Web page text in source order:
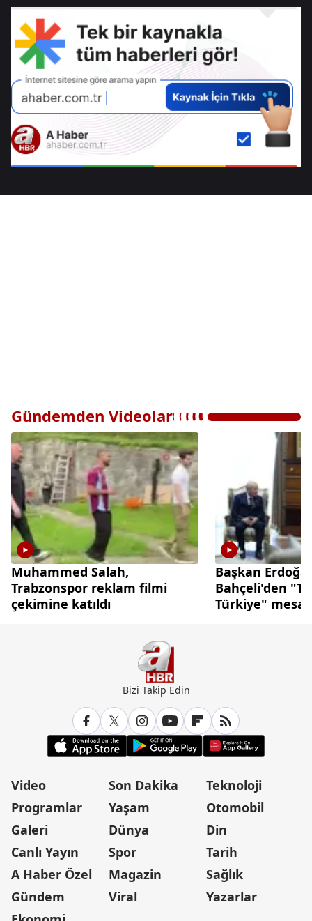
Gündemden Videolar
Muhammed Salah,
Trabzonspor reklam filmi
çekimine katıldı
Başkan
Bahçeli'den
Türkiye" mesajı
Bizi Takip Edin
Video
Programlar
Galeri
Canlı Yayın
A Haber Özel
Gündem
Son Dakika
Yaşam
Dünya
Spor
Magazin
Viral
Teknoloji
Otomobil
Din
Tarih
Sağlık
Yazarlar